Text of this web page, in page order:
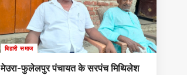
बिहारी समाज
मेउरा-फुलेलपुर पंचायत के सरपंच मिथिलेश